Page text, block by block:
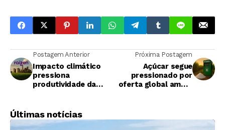
Postagem Anterior
Impacto climático
pressiona
produtividade da
Próxima Postagem
Açúcar segue
pressionado por
oferta global ampla
Últimas notícias